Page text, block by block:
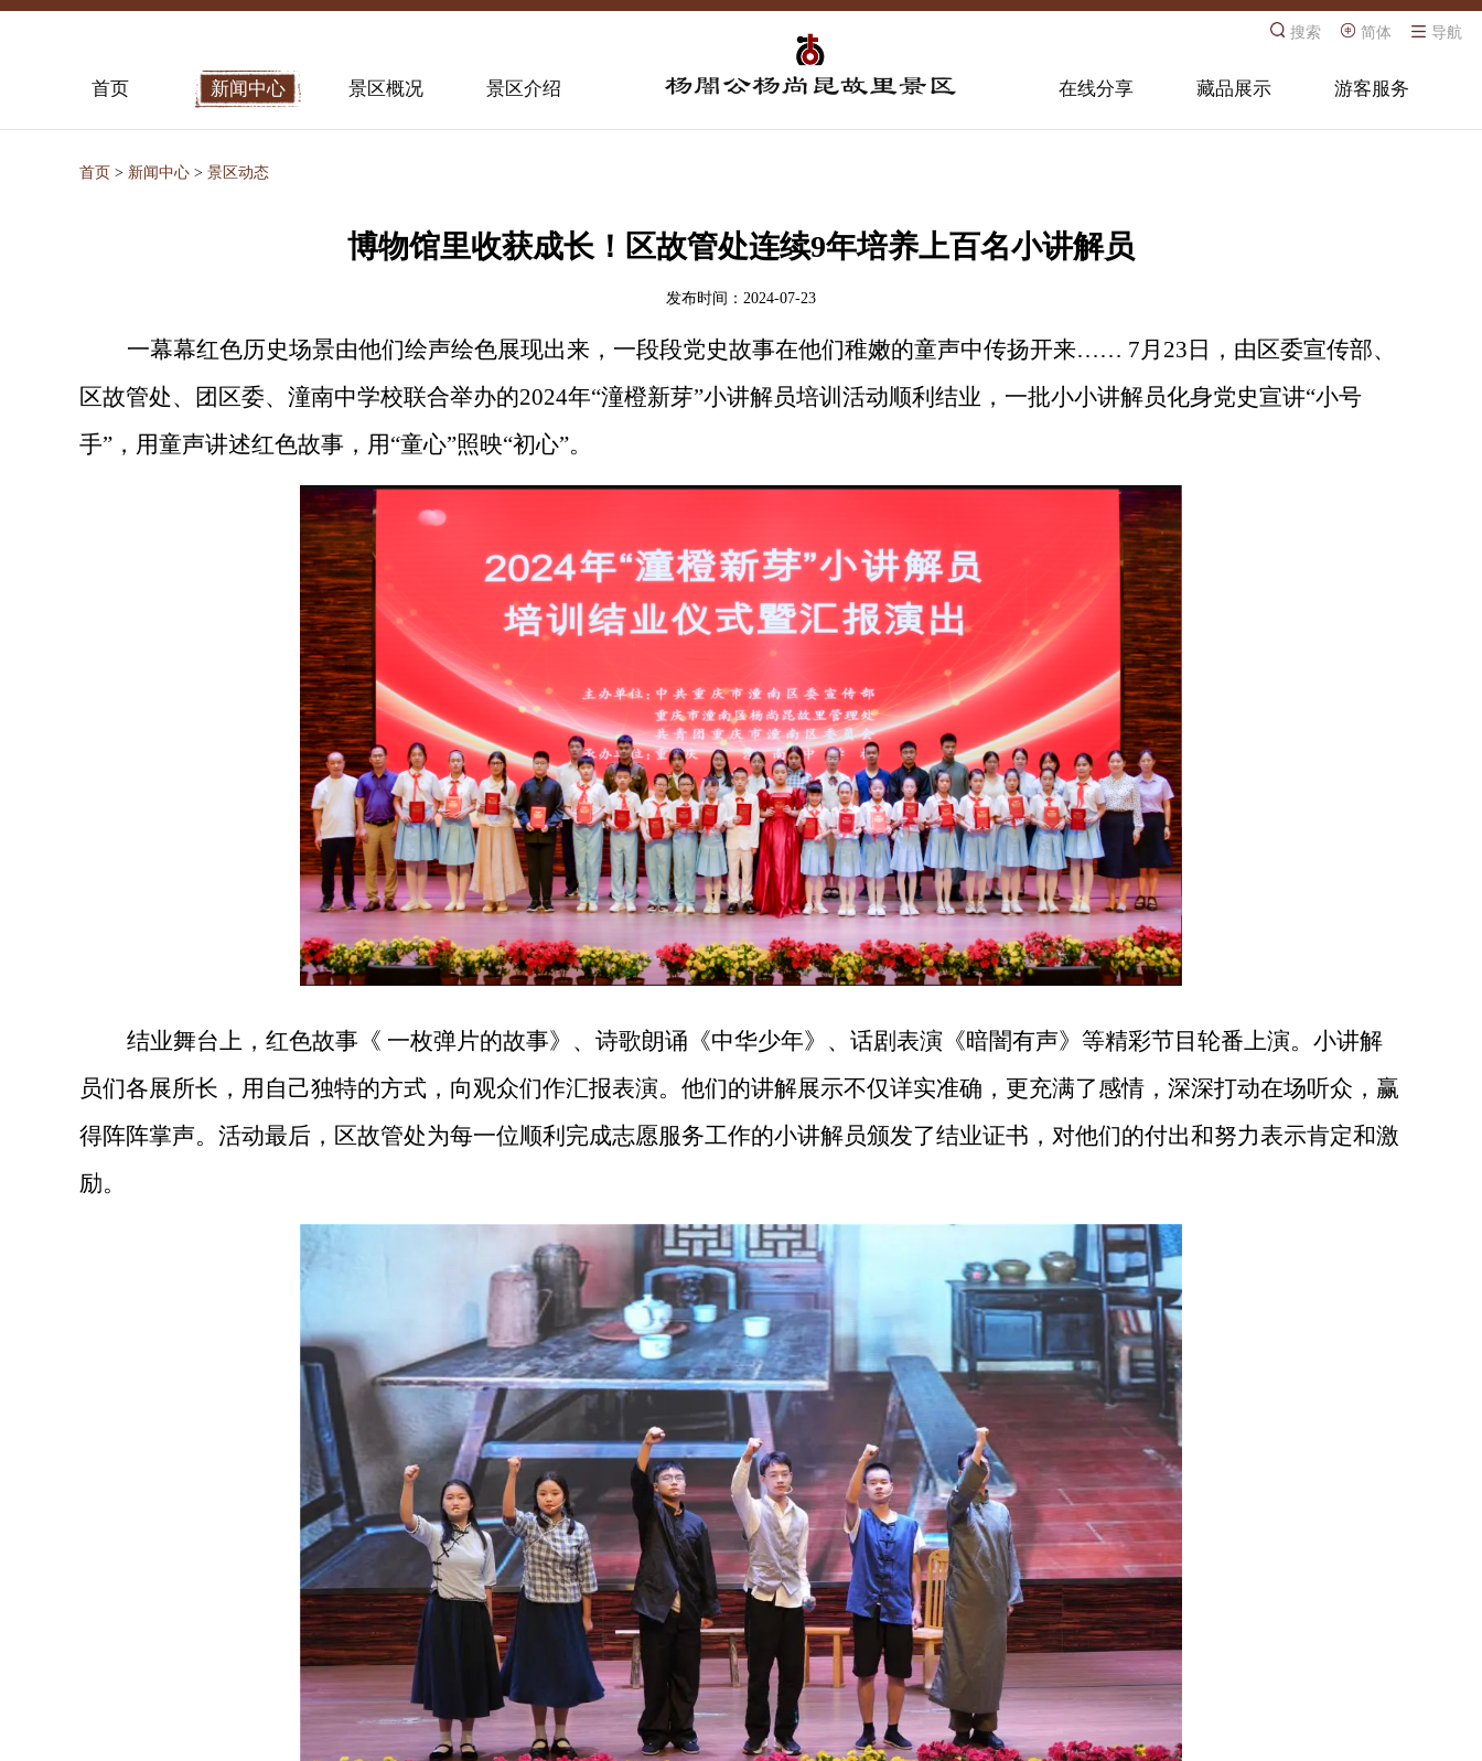
搜索 简体 导航
首页 新闻中心 景区概况 景区介绍 在线分享 藏品展示 游客服务
首页 > 新闻中心 > 景区动态
博物馆里收获成长！区故管处连续9年培养上百名小讲解员
发布时间：2024-07-23
一幕幕红色历史场景由他们绘声绘色展现出来，一段段党史故事在他们稚嫩的童声中传扬开来…… 7月23日，由区委宣传部、
区故管处、团区委、潼南中学校联合举办的2024年“潼橙新芽”小讲解员培训活动顺利结业，一批小小讲解员化身党史宣讲“小号
手”，用童声讲述红色故事，用“童心”照映“初心”。
结业舞台上，红色故事《 一枚弹片的故事》、诗歌朗诵《中华少年》、话剧表演《暗闇有声》等精彩节目轮番上演。小讲解
员们各展所长，用自己独特的方式，向观众们作汇报表演。他们的讲解展示不仅详实准确，更充满了感情，深深打动在场听众，赢
得阵阵掌声。活动最后，区故管处为每一位顺利完成志愿服务工作的小讲解员颁发了结业证书，对他们的付出和努力表示肯定和激
励。